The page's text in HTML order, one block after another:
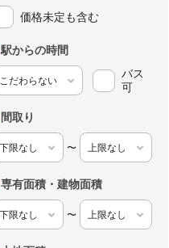
価格未定も含む
駅からの時間
バス
可
間取り
〜
専有面積・建物面積
〜